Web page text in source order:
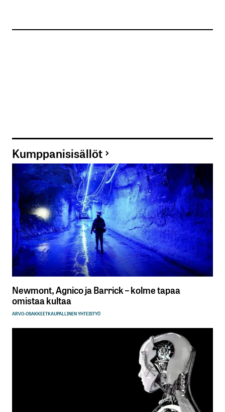
Kumppanisisällöt
Newmont, Agnico ja Barrick – kolme tapaa
omistaa kultaa
ARVO-OSAKKEETKAUPALLINEN YHTEISTYÖ